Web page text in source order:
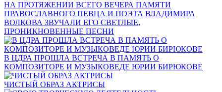
НА ПРОТЯЖЕНИИ ВСЕГО ВЕЧЕРА ПАМЯТИ
ПРАВОСЛАВНОГО ПЕВЦА И ПОЭТА ВЛАДИМИРА
ВОЛКОВА ЗВУЧАЛИ ЕГО СВЕТЛЫЕ,
ПРОНИКНОВЕННЫЕ ПЕСНИ
В ЦДРА ПРОШЛА ВСТРЕЧА В ПАМЯТЬ О
КОМПОЗИТОРЕ И МУЗЫКОВЕДЕ ЮРИИ БИРЮКОВЕ
ЧИСТЫЙ ОБРАЗ АКТРИСЫ